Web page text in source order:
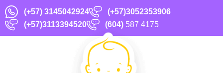
(+57) 3145042924
(+57)3052353906
(+57)3113394520
(604) 587 4175